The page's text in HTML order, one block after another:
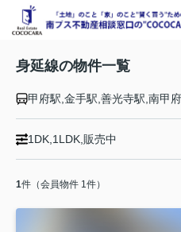
身延線の物件一覧
1DK,1LDK,販売中
1件（会員物件 1件）